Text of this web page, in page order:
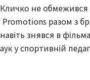
не обмежився
разом з
знявся в
у спортивній